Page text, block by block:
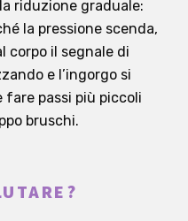
riduzione graduale:
la pressione scenda,
corpo il segnale di
e l’ingorgo si
fare passi più piccoli
bruschi.